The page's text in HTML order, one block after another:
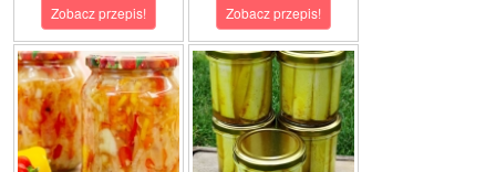
Zobacz przepis! Zobacz przepis!